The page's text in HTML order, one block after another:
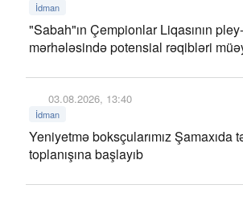
İdman
"Sabah"ın Çempionlar Liqasının
mərhələsində potensial rəqibləri
03.08.2026, 13:40
İdman
Yeniyetmə boksçularımız Şamaxıda
toplanışına başlayıb